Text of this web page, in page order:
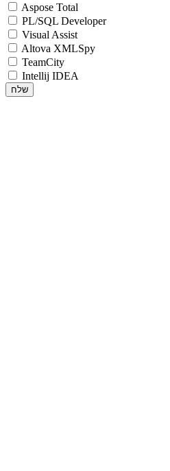
Aspose Total
PL/SQL Developer
Visual Assist
Altova XMLSpy
TeamCity
Intellij IDEA